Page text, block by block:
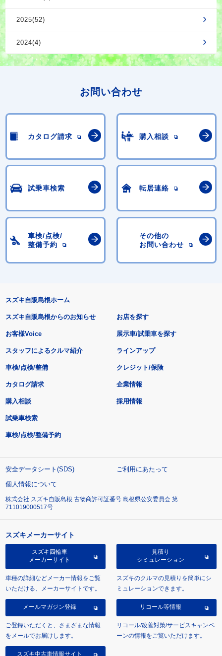
2025(52)
2024(4)
お問い合わせ
カタログ請求 購入相談
試乗車検索 転居連絡
車検/点検/
整備予約
その他の
お問い合わせ
スズキ自販島根ホーム
スズキ自販島根からのお知らせ
お客様Voice
スタッフによるクルマ紹介
お店を探す
展示車/試乗車を探す
ラインアップ
車検/点検/整備 クレジット/保険
カタログ請求
購入相談
試乗車検索
車検/点検/整備予約
企業情報
採用情報
安全データシート(SDS)
ご利用にあたって
個人情報について
株式会社 スズキ自販島根 古物商許可証番号 島根県公安委員会 第
711019000517号
スズキメーカーサイト
スズキ四輪車
メーカーサイト
車種の詳細などメーカー情報をご覧
いただける、メーカーサイトです。
見積り
シミュレーション
スズキのクルマの見積りを簡単にシ
ミュレーションできます。
メールマガジン登録
ご登録いただくと、さまざまな情報
をメールでお届けします。
リコール等情報
リコール/改善対策/サービスキャンペ
ーンの情報をご覧いただけます。
スズキ中古車情報サイト